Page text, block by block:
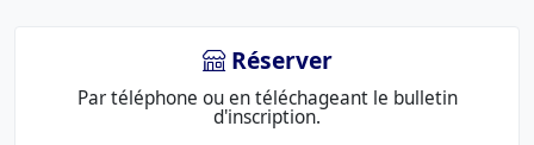
Réserver
Par téléphone ou en téléchageant le bulletin
d'inscription.